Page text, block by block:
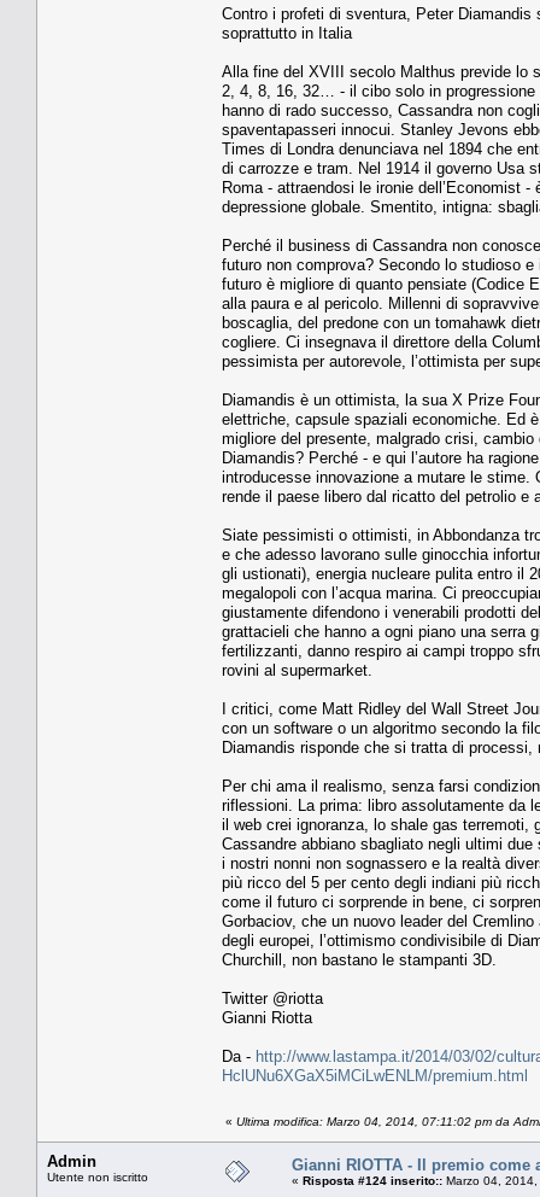
Contro i profeti di sventura, Peter Diamandis
soprattutto in Italia
Alla fine del XVIII secolo Malthus previde lo
2, 4, 8, 16, 32… - il cibo solo in
hanno di rado successo, Cassandra non
spaventapasseri innocui. Stanley Jevons
Times di Londra denunciava nel 1894 che
di carrozze e tram. Nel 1914 il governo Usa
Roma - attraendosi le ironie dell’Economist
depressione globale. Smentito, intigna:
Perché il business di Cassandra non
futuro non comprova? Secondo lo studioso
futuro è migliore di quanto pensiate (Codice
alla paura e al pericolo. Millenni di
boscaglia, del predone con un tomahawk
cogliere. Ci insegnava il direttore della
pessimista per autorevole, l’ottimista per
Diamandis è un ottimista, la sua X Prize
elettriche, capsule spaziali economiche. Ed
migliore del presente, malgrado crisi,
Diamandis? Perché - e qui l’autore ha
introducesse innovazione a mutare le stime.
rende il paese libero dal ricatto del petrolio
Siate pessimisti o ottimisti, in Abbondanza
e che adesso lavorano sulle ginocchia
gli ustionati), energia nucleare pulita entro il
megalopoli con l’acqua marina. Ci
giustamente difendono i venerabili prodotti
grattacieli che hanno a ogni piano una serra
fertilizzanti, danno respiro ai campi troppo
rovini al supermarket.
I critici, come Matt Ridley del Wall Street
con un software o un algoritmo secondo la
Diamandis risponde che si tratta di
Per chi ama il realismo, senza farsi
riflessioni. La prima: libro assolutamente da
il web crei ignoranza, lo shale gas
Cassandre abbiano sbagliato negli ultimi
i nostri nonni non sognassero e la realtà
più ricco del 5 per cento degli indiani più
come il futuro ci sorprende in bene, ci
Gorbaciov, che un nuovo leader del
degli europei, l’ottimismo condivisibile di
Churchill, non bastano le stampanti 3D.
Twitter @riotta
Gianni Riotta
Da - http://www.lastampa.it/2014/03/02/
HclUNu6XGaX5iMCiLwENLM/premium.html
« Ultima modifica: Marzo 04, 2014, 07:11:02 pm da
Admin
Utente non iscritto
Gianni RIOTTA - Il premio come
« Risposta #124 inserito:: Marzo 04,